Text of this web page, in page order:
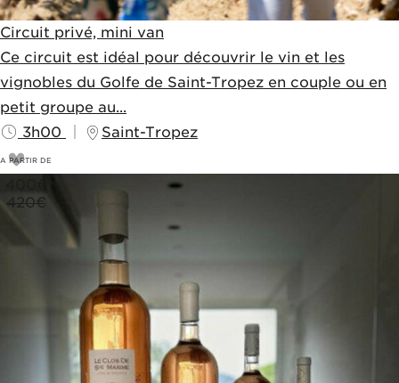
Circuit privé, mini van
Ce circuit est idéal pour découvrir le vin et les
vignobles du Golfe de Saint-Tropez en couple ou en
petit groupe au...
3h00
Saint-Tropez
A PARTIR DE
420€